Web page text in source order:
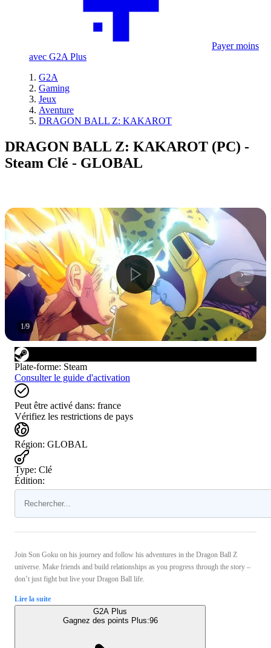
Payer moins
avec G2A Plus
G2A
Gaming
Jeux
Aventure
DRAGON BALL Z: KAKAROT
DRAGON BALL Z: KAKAROT (PC) -
Steam Clé - GLOBAL
1/9
Plate-forme: Steam
Consulter le guide d'activation
Peut être activé dans: france
Vérifiez les restrictions de pays
Région: GLOBAL
Type: Clé
Édition:
Join Son Goku on his journey and follow his adventures in the Dragon Ball Z
universe. Make friends and build relationships as you progress through the story –
don’t just fight but live your Dragon Ball life.
Lire la suite
G2A Plus
Gagnez des points Plus:96